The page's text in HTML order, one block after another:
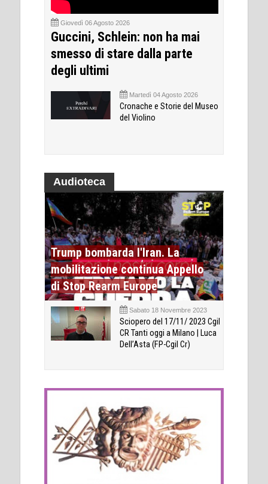
Giovedì 06 Agosto 2026
Guccini, Schlein: non ha mai
smesso di stare dalla parte
degli ultimi
Martedì 04 Agosto 2026
Cronache e Storie del Museo
del Violino
Audioteca
Trump bombarda l'Iran. La
mobilitazione continua Appello
di Stop Rearm Europe
Sabato 18 Novembre 2023
Sciopero del 17/11/ 2023 Cgil
CR Tanti oggi a Milano | Luca
Dell’Asta (FP-Cgil Cr)